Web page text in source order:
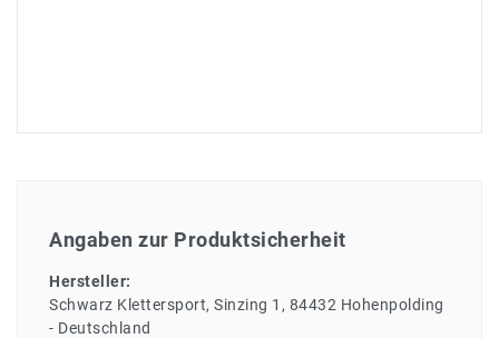
Angaben zur Produktsicherheit
Hersteller:
Schwarz Klettersport Sinzing 1 84432 Hohenpolding
Deutschland